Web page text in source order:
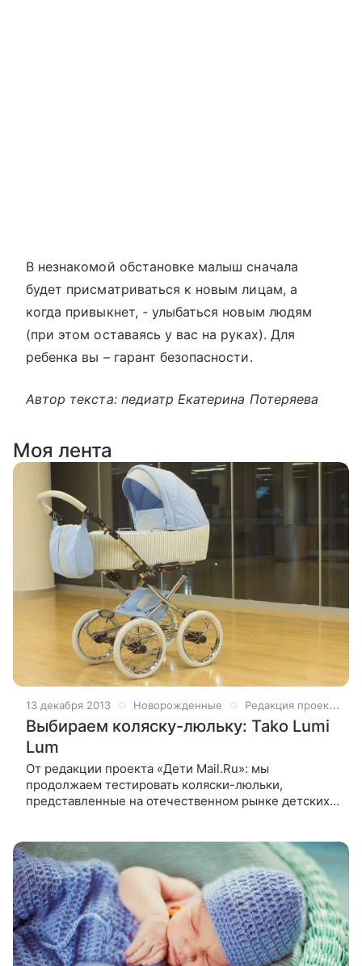
В незнакомой обстановке малыш сначала
будет присматриваться к новым лицам, а
когда привыкнет, - улыбаться новым людям
(при этом оставаясь у вас на руках). Для
ребенка вы – гарант безопасности.
Автор текста: педиатр Екатерина Потеряева
Моя лента
13 декабря 2013 Новорожденные Редакция проекта Дети Mail
Выбираем коляску-люльку: Tako Lumi
Lum
От редакции проекта «Дети Mail.Ru»: мы
продолжаем тестировать коляски-люльки,
представленные на отечественном рынке детских